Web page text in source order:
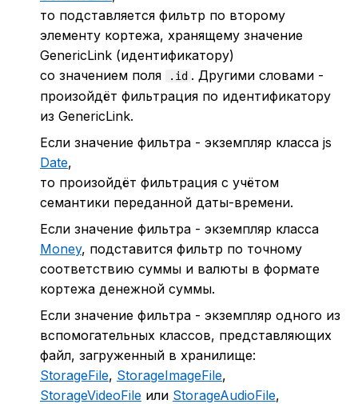
то подставляется фильтр по второму
элементу кортежа, хранящему значение
GenericLink (идентификатору)
со значением поля
.id . Другими словами -
произойдёт фильтрация по идентификатору
из GenericLink.
Если значение фильтра - экземпляр класса js
Date,
то произойдёт фильтрация с учётом
семантики переданной даты-времени.
Если значение фильтра - экземпляр класса
Money, подставится фильтр по точному
соответствию суммы и валюты в формате
кортежа денежной суммы.
Если значение фильтра - экземпляр одного из
вспомогательных классов, представляющих
файл, загруженный в хранилище:
StorageFile, StorageImageFile,
StorageVideoFile или StorageAudioFile,